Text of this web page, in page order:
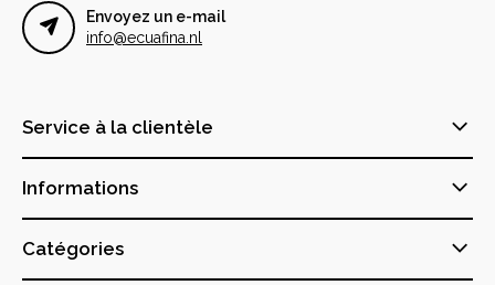
Envoyez un e-mail
info@ecuafina.nl
Service à la clientèle
Informations
Catégories